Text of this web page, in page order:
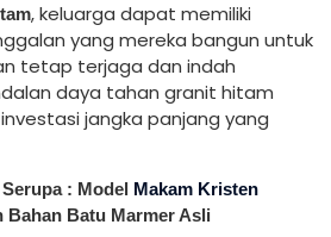
, keluarga dapat memiliki
yang mereka bangun untuk
tetap terjaga dan indah
daya tahan granit hitam
jangka panjang yang
: Model Makam Kristen
Bahan Batu Marmer Asli